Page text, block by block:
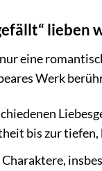
lieben
eine
Werk
bis zur tiefen,